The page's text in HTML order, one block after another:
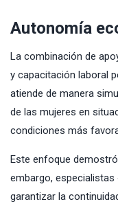
Autonomía
La combinación de
y capacitación laboral
atiende de manera
de las mujeres en
condiciones más
Este enfoque
embargo,
garantizar la